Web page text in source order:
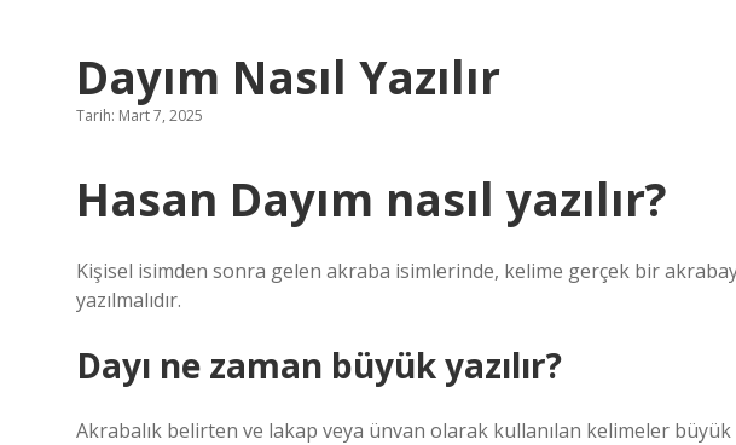
Dayım Nasıl Yazılır
Tarih: Mart 7, 2025
Hasan Dayım nasıl yazılır?
Kişisel isimden sonra gelen akraba isimlerinde, kelime gerçek bir
yazılmalıdır.
Dayı ne zaman büyük yazılır?
Akrabalık belirten ve lakap veya ünvan olarak kullanılan kelimeler büyük